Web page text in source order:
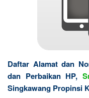
Daftar Alamat dan
dan Perbaikan HP,
Singkawang Propinsi